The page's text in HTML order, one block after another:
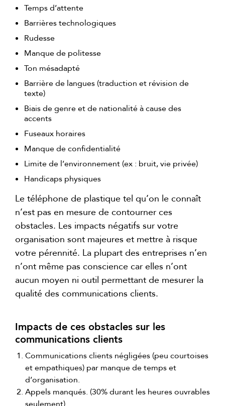
Temps d’attente
Barrières technologiques
Rudesse
Manque de politesse
Ton mésadapté
Barrière de langues (traduction et révision de
texte)
Biais de genre et de nationalité à cause des
accents
Fuseaux horaires
Manque de confidentialité
Limite de l’environnement (ex : bruit, vie privée)
Handicaps physiques
Le téléphone de plastique tel qu’on le connaît
n’est pas en mesure de contourner ces
obstacles. Les impacts négatifs sur votre
organisation sont majeures et mettre à risque
votre pérennité. La plupart des entreprises n’en
n’ont même pas conscience car elles n’ont
aucun moyen ni outil permettant de mesurer la
qualité des communications clients.
Impacts de ces obstacles sur les
communications clients
Communications clients négligées (peu courtoises
et empathiques) par manque de temps et
d’organisation.
Appels manqués. (30% durant les heures ouvrables